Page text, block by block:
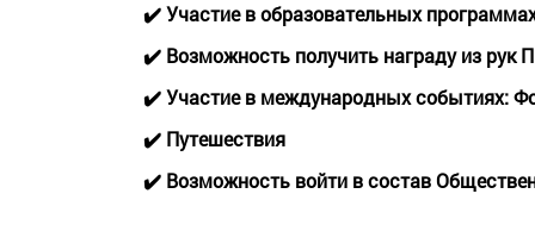
✔️ Участие в образовательных
✔️ Возможность получить награду из рук
✔️ Участие в международных событиях:
✔️ Путешествия
✔️ Возможность войти в состав